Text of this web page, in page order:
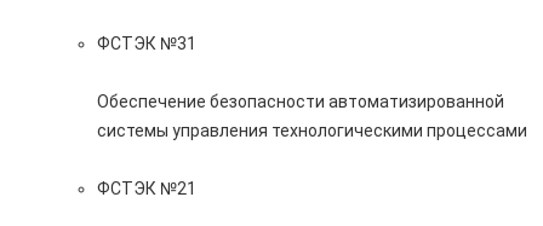
ФСТЭК №31
Обеспечение безопасности автоматизированной
системы управления технологическими процессами
ФСТЭК №21